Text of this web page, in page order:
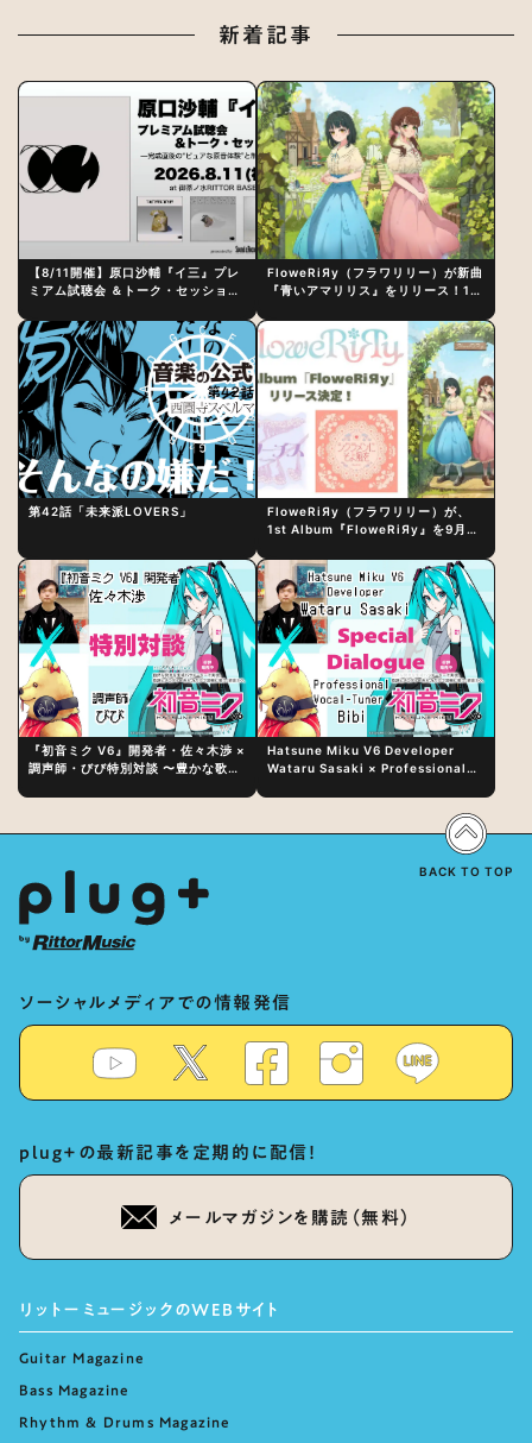
新着記事
【8/11開催】原口沙輔『イ三』プレ
ミアム試聴会 ＆トーク・セッション
制作秘話
FloweRiЯy（フラワリリー）が新曲
『青いアマリリス』をリリース！1st
第42話「未来派LOVERS」
FloweRiЯy（フラワリリー）が、
1st Album『FloweRiЯy』を9月23
『初音ミク V6』開発者・佐々木渉 ×
調声師・びび特別対談 〜豊かな歌声
Hatsune Miku V6 Developer
Wataru Sasaki × Professional
Vocal Expression Lies in “Love
for the singing characters” and
ソーシャルメディアでの情報発信
plug+の最新記事を定期的に配信！
メールマガジンを購読（無料）
リットーミュージックのWEBサイト
Guitar Magazine
Bass Magazine
Rhythm & Drums Magazine
BACK TO TOP